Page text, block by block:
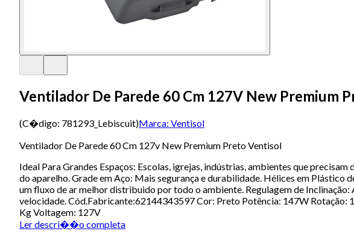
Ventilador De Parede 60 Cm 127V New Premium
(C�digo: 781293_Lebiscuit)Marca: Ventisol
Ventilador De Parede 60 Cm 127v New Premium Preto Ventisol
Ideal Para Grandes Espaços: Escolas, igrejas, indústrias, ambientes que
do aparelho. Grade em Aço: Mais segurança e durabilidade. Hélices em
um fluxo de ar melhor distribuido por todo o ambiente. Regulagem de
velocidade. Cód.Fabricante:62144343597 Cor: Preto Potência: 147W Rotação:
Kg Voltagem: 127V
Ler descri��o completa